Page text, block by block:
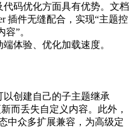
码优化方面具有优势。文档
插件无缝配合，实现“主题控
”。
体验、优化加载速度。
创建自己的子主题继承
而丢失自定义内容。此外，
中众多扩展兼容，为高级定